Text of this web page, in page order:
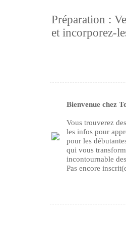
Préparation :
et incorporez-
Bienvenue chez
Vous trouverez
les infos pour
pour les
qui vous
incontournable
Pas encore